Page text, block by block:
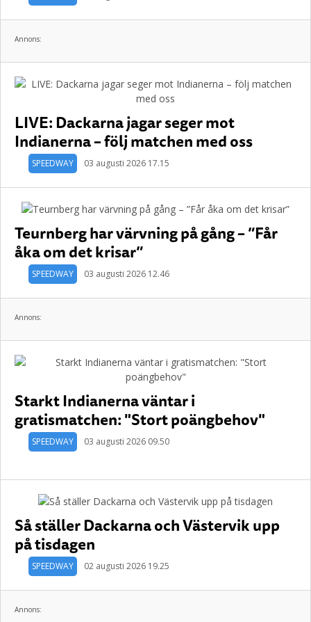
Annons:
LIVE: Dackarna jagar seger mot
Indianerna – följ matchen med oss
SPEEDWAY 03 augusti 2026 17.15
Teurnberg har värvning på gång – ”Får
åka om det krisar”
SPEEDWAY 03 augusti 2026 12.46
Annons:
Starkt Indianerna väntar i
gratismatchen: "Stort poängbehov"
SPEEDWAY 03 augusti 2026 09.50
Så ställer Dackarna och Västervik upp
på tisdagen
SPEEDWAY 02 augusti 2026 19.25
Annons: